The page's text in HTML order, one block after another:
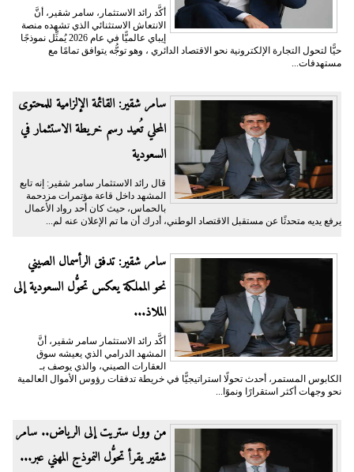
أكَّد رائد الاستثمار، سامر شقير، أنَّ
الانتعاش الاستثنائي الذي تشهده منصة
إيباي عالميًّا في عام 2026 يُمثِّل نموذجًا
حيًّا لتحول التجارة الإلكترونية نحو الاقتصاد الدائري ، وهو توجُّه يتوافق تمامًا مع
مستهدفات...
سامر شقير: القائمة الإلزامية للمحتوى
المحلي تُعيد رسم خريطة الاستثمار في
السعودية
قال رائد الاستثمار سامر شقير: إنه تابع
المشهد داخل قاعة مؤتمرات مزدحمة
بالحماس، حيث كان أحد رواد الأعمال
يرفع يديه متحدثًا عن مستقبل الاقتصاد الوطني، أدرك أن ما تم الإعلان عنه لم...
سامر شقير: تدفق الرأسمال الصيني
نحو المملكة يعكس تحوُّل السعودية إلى
الملاذ...
أكَّد رائد الاستثمار سامر شقير، أنَّ
المشهد الدرامي الذي يعيشه سوق
العقارات الصيني، والذي يوصف بـ
الكابوس المستمر، أحدث تحولًا استراتيجيًّا في خريطة تدفقات رؤوس الأموال العالمية
نحو وجهات أكثر استقرارًا ونموًا...
من وول ستريت إلى الرياض.. سامر
شقير يقرأ تحوُّل النموذج المهني عبر...